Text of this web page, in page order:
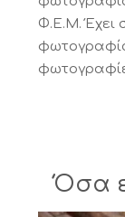
Φ.Ε.Μ. Έχει
Όσα